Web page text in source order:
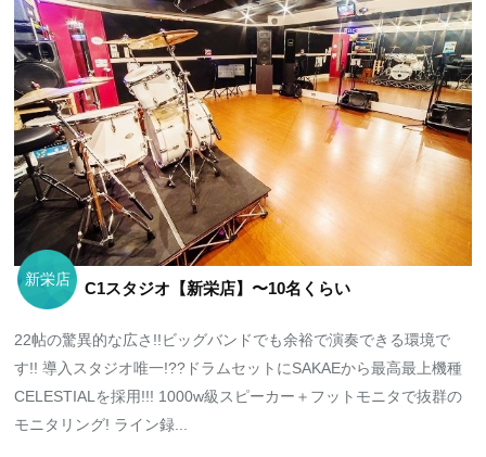
新栄店 C1スタジオ【新栄店】〜10名くらい
22帖の驚異的な広さ!!ビッグバンドでも余裕で演奏できる環境で
す!! 導入スタジオ唯一!??ドラムセットにSAKAEから最高最上機種
CELESTIALを採用!!! 1000w級スピーカー＋フットモニタで抜群の
モニタリング! ライン録...